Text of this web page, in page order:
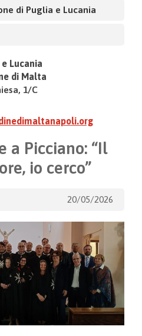
di Puglia e Lucania
Lucania
di Malta
1/C
a Picciano: “Il
io cerco”
20/05/2026